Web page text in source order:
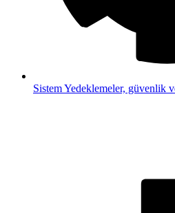
SistemYedeklemeler, güvenlik